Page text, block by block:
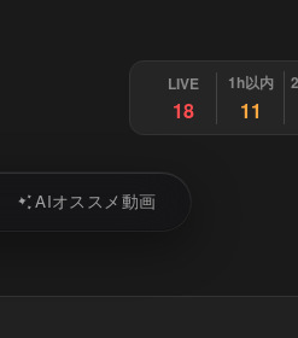
LIVE
18
1h以内
11
AIオススメ動画